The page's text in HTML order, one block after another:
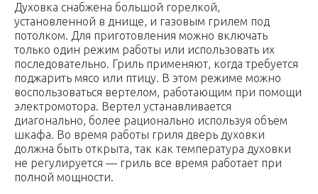
Духовка снабжена большой горелкой,
установленной в днище, и газовым грилем под
потолком. Для приготовления можно включать
только один режим работы или использовать их
последовательно. Гриль применяют, когда требуется
поджарить мясо или птицу. В этом режиме можно
воспользоваться вертелом, работающим при помощи
электромотора. Вертел устанавливается
диагонально, более рационально используя объем
шкафа. Во время работы гриля дверь духовки
должна быть открыта, так как температура духовки
не регулируется — гриль все время работает при
полной мощности.